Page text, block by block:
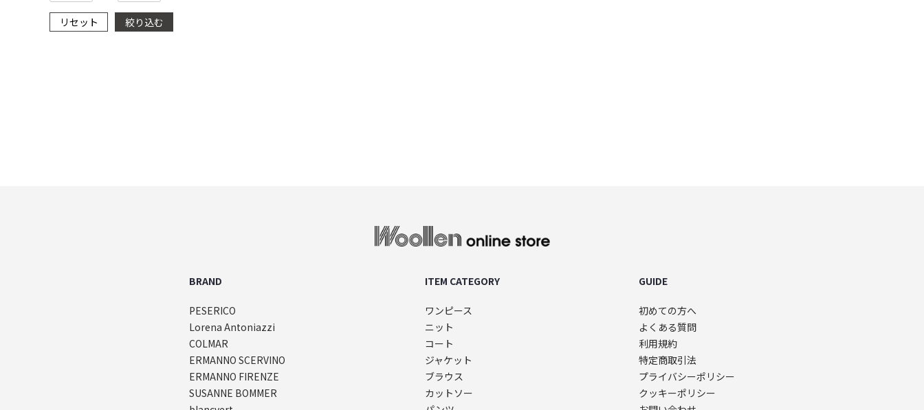
リセット 絞り込む
BRAND
PESERICO
Lorena Antoniazzi
COLMAR
ERMANNO SCERVINO
ERMANNO FIRENZE
SUSANNE BOMMER
ITEM CATEGORY
ワンピース
ニット
コート
ジャケット
ブラウス
カットソー
GUIDE
初めての方へ
よくある質問
利用規約
特定商取引法
プライバシーポリシー
クッキーポリシー